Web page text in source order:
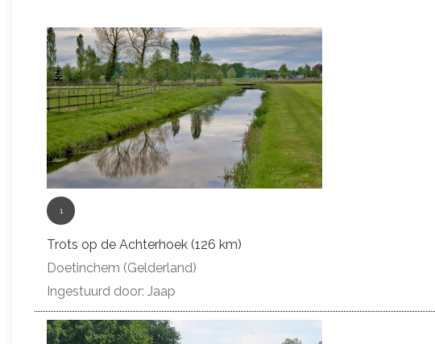
1
Trots op de Achterhoek (126 km)
Doetinchem (Gelderland)
Ingestuurd door: Jaap